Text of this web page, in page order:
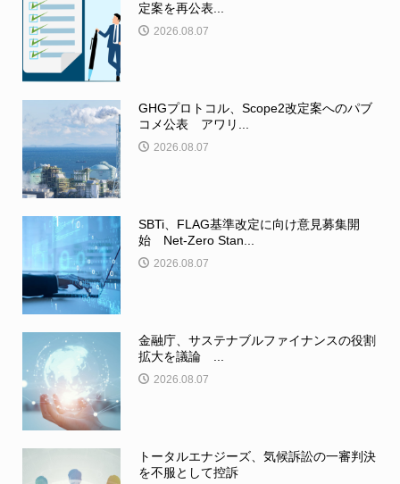
定案を再公表...
2026.08.07
GHGプロトコル、Scope2改定案へのパブ
コメ公表 アワリ...
2026.08.07
SBTi、FLAG基準改定に向け意見募集開
始 Net-Zero Stan...
2026.08.07
金融庁、サステナブルファイナンスの役割
拡大を議論 ...
2026.08.07
トータルエナジーズ、気候訴訟の一審判決
を不服として控訴